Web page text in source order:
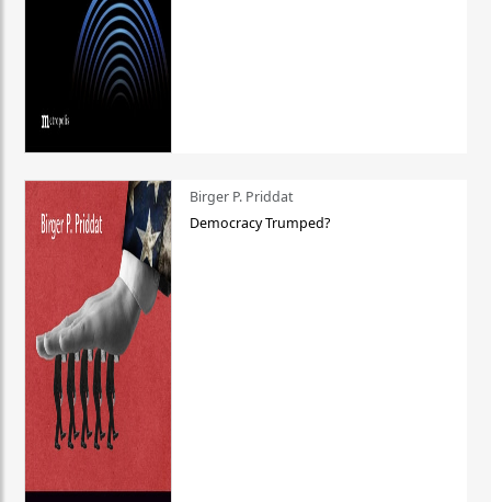
Birger P. Priddat
Democracy Trumped?